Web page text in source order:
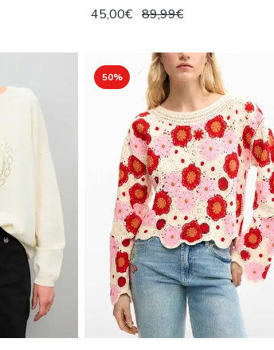
45,00€ 89,99€
50%